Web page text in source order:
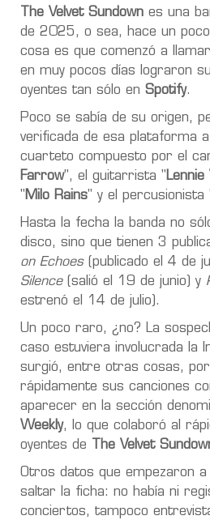
The Velvet Sundown es una
de 2025, o sea, hace un
cosa es que comenzó a
en muy pocos días lograron
oyentes tan sólo en Spotify.
Poco se sabía de su origen,
verificada de esa plataforma
cuarteto compuesto por el
Farrow", el guitarrista "
" Milo Rains" y el percusionista
Hasta la fecha la banda no
disco, sino que tienen 3
on Echoes(publicado el 4 de
Silence(salió el 19 de junio) y
estrenó el 14 de julio).
Un poco raro, ¿no? La
caso estuviera involucrada la
surgió, entre otras cosas,
rápidamente sus canciones
aparecer en la sección
Weekly, lo que colaboró al
oyentes de
The Velvet
Otros datos que empezaron
saltar la ficha: no había ni
conciertos, tampoco